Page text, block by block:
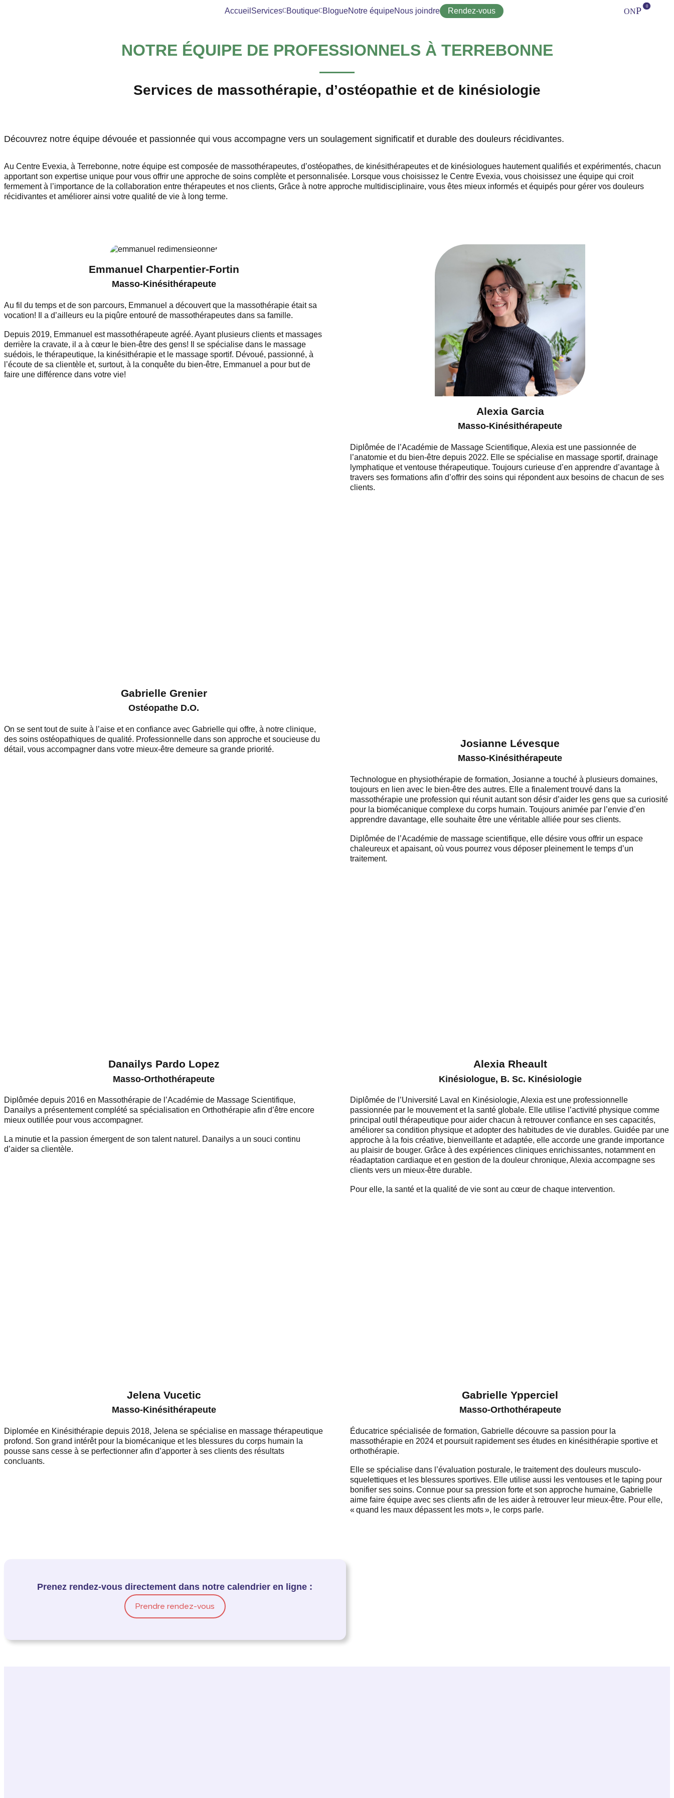
Accueil Services Boutique BlogueNotre équipeNous joindre Rendez-vous Téléphone
Facebook
NOTRE ÉQUIPE DE PROFESSIONNELS À TERREBONNE
Services de massothérapie, d’ostéopathie et de kinésiologie
Découvrez notre équipe dévouée et passionnée qui vous accompagne vers un soulagement significatif et durable des douleurs récidivantes.
Au Centre Evexia, à Terrebonne, notre équipe est composée de massothérapeutes, d’ostéopathes, de kinésithérapeutes et de kinésiologues hautement qualifiés et expérimentés, chacun
apportant son expertise unique pour vous offrir une approche de soins complète et personnalisée. Lorsque vous choisissez le Centre Evexia, vous choisissez une équipe qui croit
fermement à l’importance de la collaboration entre thérapeutes et nos clients, Grâce à notre approche multidisciplinaire, vous êtes mieux informés et équipés pour gérer vos douleurs
récidivantes et améliorer ainsi votre qualité de vie à long terme.
Emmanuel Charpentier-Fortin
Masso-Kinésithérapeute
Au fil du temps et de son parcours, Emmanuel a découvert que la massothérapie était sa
vocation! Il a d’ailleurs eu la piqûre entouré de massothérapeutes dans sa famille.
Depuis 2019, Emmanuel est massothérapeute agréé. Ayant plusieurs clients et massages
derrière la cravate, il a à cœur le bien-être des gens! Il se spécialise dans le massage
suédois, le thérapeutique, la kinésithérapie et le massage sportif. Dévoué, passionné, à
l’écoute de sa clientèle et, surtout, à la conquête du bien-être, Emmanuel a pour but de
faire une différence dans votre vie!
Alexia Garcia
Masso-Kinésithérapeute
Diplômée de l’Académie de Massage Scientifique, Alexia est une passionnée de
l’anatomie et du bien-être depuis 2022. Elle se spécialise en massage sportif, drainage
lymphatique et ventouse thérapeutique. Toujours curieuse d’en apprendre d’avantage à
travers ses formations afin d’offrir des soins qui répondent aux besoins de chacun de ses
clients.
Gabrielle Grenier
Ostéopathe D.O.
On se sent tout de suite à l’aise et en confiance avec Gabrielle qui offre, à notre clinique,
des soins ostéopathiques de qualité. Professionnelle dans son approche et soucieuse du
détail, vous accompagner dans votre mieux-être demeure sa grande priorité.
Josianne Lévesque
Masso-Kinésithérapeute
Technologue en physiothérapie de formation, Josianne a touché à plusieurs domaines,
toujours en lien avec le bien-être des autres. Elle a finalement trouvé dans la
massothérapie une profession qui réunit autant son désir d’aider les gens que sa curiosité
pour la biomécanique complexe du corps humain. Toujours animée par l’envie d’en
apprendre davantage, elle souhaite être une véritable alliée pour ses clients.
Diplômée de l’Académie de massage scientifique, elle désire vous offrir un espace
chaleureux et apaisant, où vous pourrez vous déposer pleinement le temps d’un
traitement.
Danailys Pardo Lopez
Masso-Orthothérapeute
Diplômée depuis 2016 en Massothérapie de l’Académie de Massage Scientifique,
Danailys a présentement complété sa spécialisation en Orthothérapie afin d’être encore
mieux outillée pour vous accompagner.
La minutie et la passion émergent de son talent naturel. Danailys a un souci continu
d’aider sa clientèle.
Alexia Rheault
Kinésiologue, B. Sc. Kinésiologie
Diplômée de l’Université Laval en Kinésiologie, Alexia est une professionnelle
passionnée par le mouvement et la santé globale. Elle utilise l’activité physique comme
principal outil thérapeutique pour aider chacun à retrouver confiance en ses capacités,
améliorer sa condition physique et adopter des habitudes de vie durables. Guidée par une
approche à la fois créative, bienveillante et adaptée, elle accorde une grande importance
au plaisir de bouger. Grâce à des expériences cliniques enrichissantes, notamment en
réadaptation cardiaque et en gestion de la douleur chronique, Alexia accompagne ses
clients vers un mieux-être durable.
Pour elle, la santé et la qualité de vie sont au cœur de chaque intervention.
Jelena Vucetic
Masso-Kinésithérapeute
Diplomée en Kinésithérapie depuis 2018, Jelena se spécialise en massage thérapeutique
profond. Son grand intérêt pour la biomécanique et les blessures du corps humain la
pousse sans cesse à se perfectionner afin d’apporter à ses clients des résultats
concluants.
Gabrielle Ypperciel
Masso-Orthothérapeute
Éducatrice spécialisée de formation, Gabrielle découvre sa passion pour la
massothérapie en 2024 et poursuit rapidement ses études en kinésithérapie sportive et
orthothérapie.
Elle se spécialise dans l’évaluation posturale, le traitement des douleurs musculo-
squelettiques et les blessures sportives. Elle utilise aussi les ventouses et le taping pour
bonifier ses soins. Connue pour sa pression forte et son approche humaine, Gabrielle
aime faire équipe avec ses clients afin de les aider à retrouver leur mieux-être. Pour elle,
« quand les maux dépassent les mots », le corps parle.
Prenez rendez-vous directement dans notre calendrier en ligne :
Prendre rendez-vous